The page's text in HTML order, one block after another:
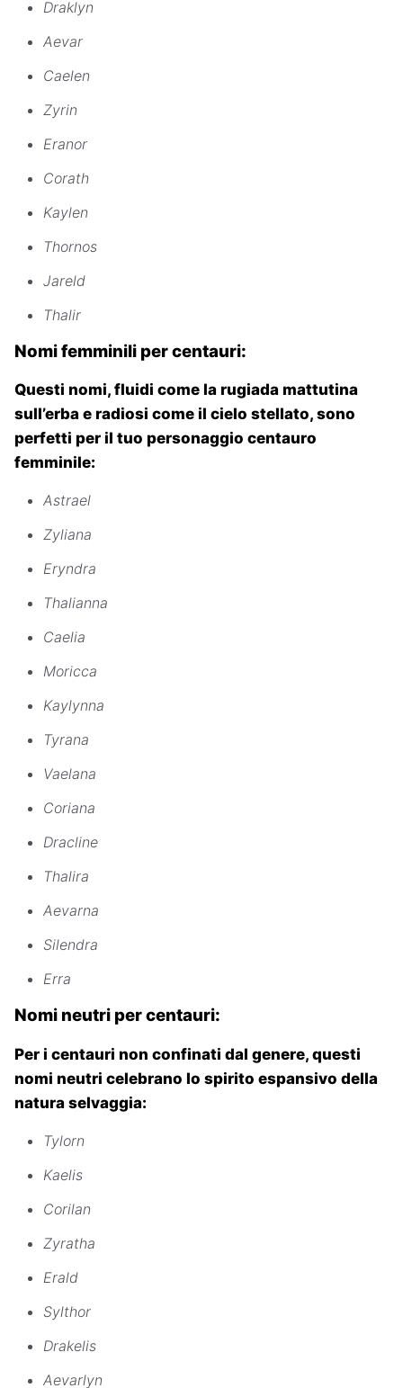
Draklyn
Aevar
Caelen
Zyrin
Eranor
Corath
Kaylen
Thornos
Jareld
Thalir
Nomi femminili per centauri:
Questi nomi, fluidi come la rugiada mattutina
sull’erba e radiosi come il cielo stellato, sono
perfetti per il tuo personaggio centauro
femminile:
Astrael
Zyliana
Eryndra
Thalianna
Caelia
Moricca
Kaylynna
Tyrana
Vaelana
Coriana
Dracline
Thalira
Aevarna
Silendra
Erra
Nomi neutri per centauri:
Per i centauri non confinati dal genere, questi
nomi neutri celebrano lo spirito espansivo della
natura selvaggia:
Tylorn
Kaelis
Corilan
Zyratha
Erald
Sylthor
Drakelis
Aevarlyn